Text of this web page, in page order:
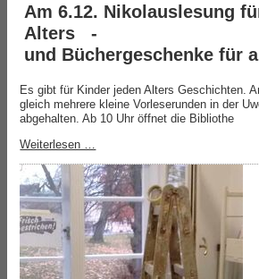
Am 6.12. Nikolauslesung
Alters -
und Büchergeschenke für
Es gibt für Kinder jeden Alters Geschichten.
gleich mehrere kleine Vorleserunden in der
abgehalten. Ab 10 Uhr öffnet die Bibliothe
Weiterlesen …